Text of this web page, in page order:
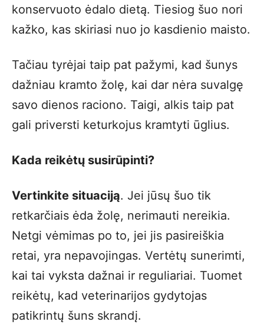
konservuoto ėdalo dietą. Tiesiog šuo nori
kažko, kas skiriasi nuo jo kasdienio maisto.
Tačiau tyrėjai taip pat pažymi, kad šunys
dažniau kramto žolę, kai dar nėra suvalgę
savo dienos raciono. Taigi, alkis taip pat
gali priversti keturkojus kramtyti ūglius.
Kada reikėtų susirūpinti?
Vertinkite situaciją. Jei jūsų šuo tik
retkarčiais ėda žolę, nerimauti nereikia.
Netgi vėmimas po to, jei jis pasireiškia
retai, yra nepavojingas. Vertėtų sunerimti,
kai tai vyksta dažnai ir reguliariai. Tuomet
reikėtų, kad veterinarijos gydytojas
patikrintų šuns skrandį.